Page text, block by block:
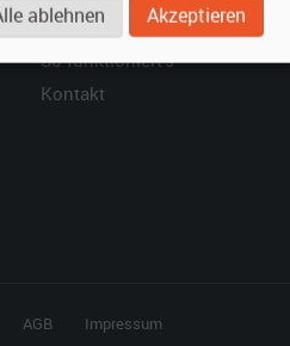
Häufige Fragen (FAQ)
So funktioniert's
Kontakt
AGB
Impressum
ablehnen Akzeptieren